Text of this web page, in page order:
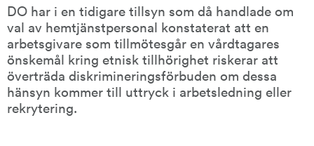
DO har i en tidigare tillsyn som då handlade om
val av hemtjänstpersonal konstaterat att en
arbetsgivare som tillmötesgår en vårdtagares
önskemål kring etnisk tillhörighet riskerar att
överträda diskrimineringsförbuden om dessa
hänsyn kommer till uttryck i arbetsledning eller
rekrytering.